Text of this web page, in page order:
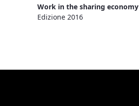
Work in the sharing economy
Edizione 2016